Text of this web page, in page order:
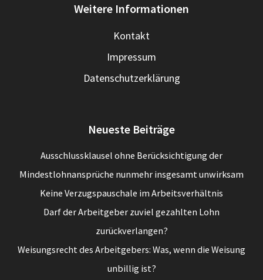
Weitere Informationen
Kontakt
Impressum
Datenschutzerklärung
Neueste Beiträge
Ausschlussklausel ohne Berücksichtigung der
Mindestlohnansprüche nunmehr insgesamt unwirksam
Keine Verzugspauschale im Arbeitsverhältnis
Darf der Arbeitgeber zuviel gezahlten Lohn
zurückverlangen?
Weisungsrecht des Arbeitgebers: Was, wenn die Weisung
unbillig ist?